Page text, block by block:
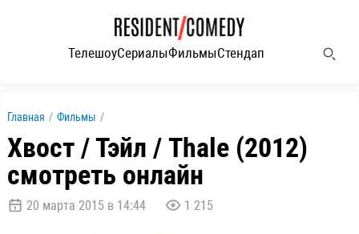
ТелешоуСериалыФильмыСтендап
Главная / Фильмы /
Хвост / Тэйл / Thale (2012)
смотреть онлайн
20 марта 2015 в 14:44 1 215